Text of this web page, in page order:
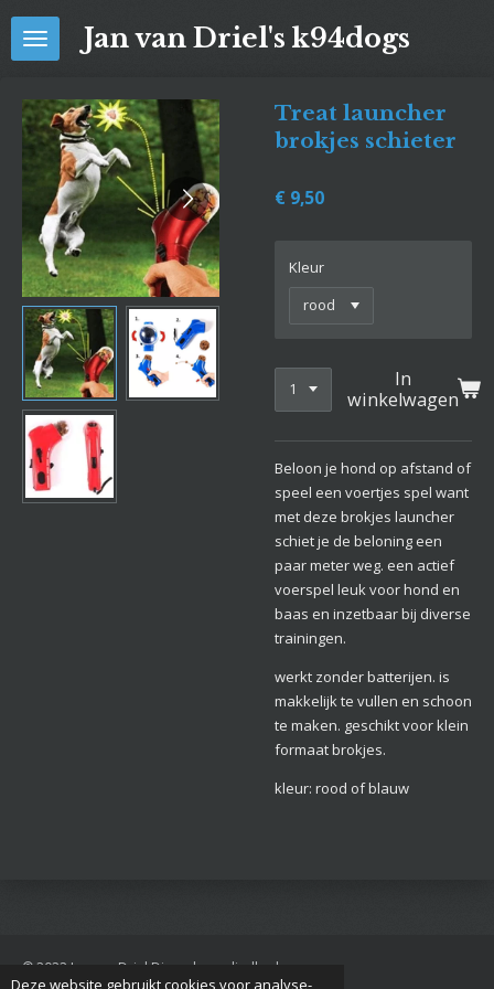
Deze website gebruikt cookies voor analyse-
Ga
direct
hoofdinhoud
Jan van Driel's k94dogs
Treat launcher
brokjes schieter
€ 9,50
Kleur
In
winkelwagen
Beloon je hond op afstand of
speel een voertjes spel want
met deze brokjes launcher
schiet je de beloning een
paar meter weg. een actief
voerspel leuk voor hond en
baas en inzetbaar bij diverse
trainingen.
werkt zonder batterijen. is
makkelijk te vullen en schoon
te maken. geschikt voor klein
formaat brokjes.
kleur: rood of blauw
© 2022 Jan van Driel Dierenbenodigdheden